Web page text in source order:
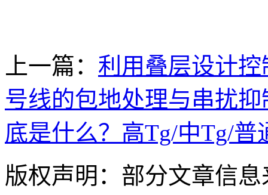
上一篇： 利用叠层设计
号线的包地处理与串扰抑
底是什么？高Tg/中Tg/
版权声明：部分文章信